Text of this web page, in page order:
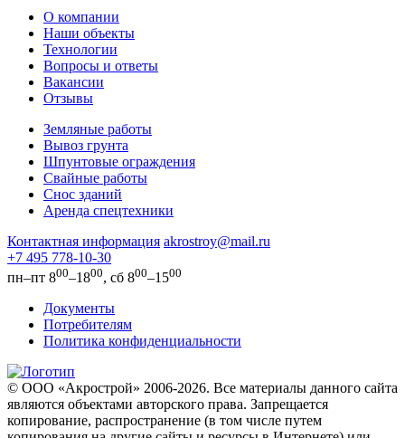
О компании
Наши объекты
Технологии
Вопросы и ответы
Вакансии
Отзывы
Земляные работы
Вывоз грунта
Шпунтовые ограждения
Свайные работы
Снос зданий
Аренда спецтехники
Контактная информация akrostroy@mail.ru
+7 495 778-10-30
пн–пт 800–1800, сб 800–1500
Документы
Потребителям
Политика конфиденциальности
© ООО «Акрострой» 2006-2026. Все материалы данного сайта
являются объектами авторского права. Запрещается
копирование, распространение (в том числе путем